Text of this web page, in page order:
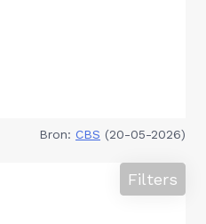
Bron: CBS (20-05-2026)
Filters